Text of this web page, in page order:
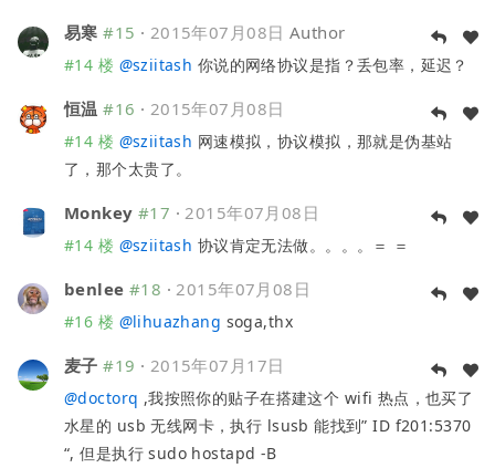
易寒 #15 · 2015年07月08日 Author
#14 楼 @sziitash 你说的网络协议是指？丢包率，延迟？
恒温 #16 · 2015年07月08日
#14 楼 @sziitash 网速模拟，协议模拟，那就是伪基站
了，那个太贵了。
Monkey #17 · 2015年07月08日
#14 楼 @sziitash 协议肯定无法做。。。。＝ ＝
benlee #18 · 2015年07月08日
#16 楼 @lihuazhang soga,thx
麦子 #19 · 2015年07月17日
@doctorq ,我按照你的贴子在搭建这个 wifi 热点，也买了
水星的 usb 无线网卡，执行 lsusb 能找到” ID f201:5370
“, 但是执行 sudo hostapd -B